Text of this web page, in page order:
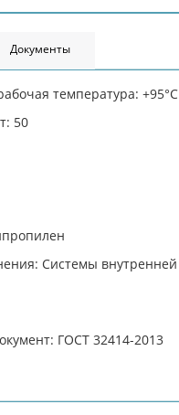
Документы
температура: +95°С
50
Системы внутренней
ГОСТ 32414-2013